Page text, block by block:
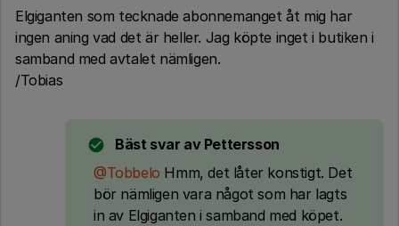
Elgiganten som tecknade abonnemanget åt mig har
ingen aning vad det är heller. Jag köpte inget i butiken i
samband med avtalet nämligen.
/Tobias
Bäst svar av Pettersson
@Tobbelo Hmm, det låter konstigt. Det
bör nämligen vara något som har lagts
in av Elgiganten i samband med köpet.